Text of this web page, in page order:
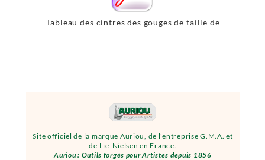
Site officiel de la marque Auriou, de l'entreprise G.M.A. et
de Lie-Nielsen en France.
Auriou : Outils forgés pour Artistes depuis 1856
Tableau des cintres des gouges de taille de